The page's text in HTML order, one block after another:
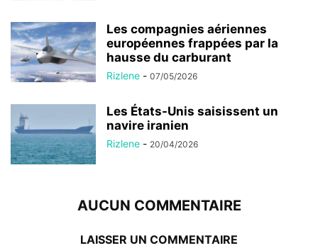
Les compagnies aériennes
européennes frappées par la
hausse du carburant
Rizlene - 07/05/2026
Les États-Unis saisissent un
navire iranien
Rizlene - 20/04/2026
AUCUN COMMENTAIRE
LAISSER UN COMMENTAIRE